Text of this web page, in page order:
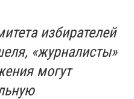
избирателей
«журналисты»
могут